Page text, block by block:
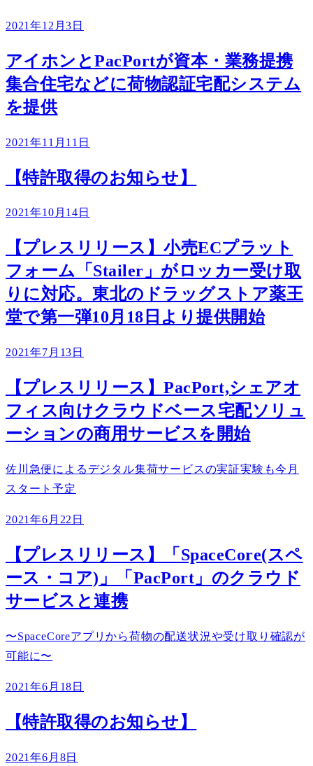
2021年12月3日
アイホンとPacPortが資本・業務提携
集合住宅などに荷物認証宅配システム
を提供
2021年11月11日
【特許取得のお知らせ】
2021年10月14日
【プレスリリース】小売ECプラット
フォーム「Stailer」がロッカー受け取
りに対応。東北のドラッグストア薬王
堂で第一弾10月18日より提供開始
2021年7月13日
【プレスリリース】PacPort,シェアオ
フィス向けクラウドベース宅配ソリュ
ーションの商用サービスを開始
佐川急便によるデジタル集荷サービスの実証実験も今月
スタート予定
2021年6月22日
【プレスリリース】「SpaceCore(スペ
ース・コア)」「PacPort」のクラウド
サービスと連携
〜SpaceCoreアプリから荷物の配送状況や受け取り確認が
可能に〜
2021年6月18日
【特許取得のお知らせ】
2021年6月8日